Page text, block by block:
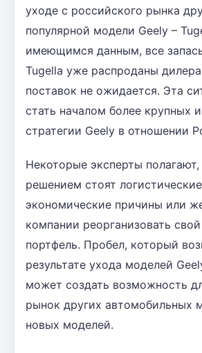
уходе с российского рынка
популярной модели Geely –
имеющимся данным, все
Tugella уже распроданы
поставок не ожидается. Эта
стать началом более крупных
стратегии Geely в отношении
Некоторые эксперты полагают,
решением стоят
экономические причины или
компании реорганизовать
портфель. Пробел, который
результате ухода моделей
может создать возможность
рынок других автомобильных
новых моделей.